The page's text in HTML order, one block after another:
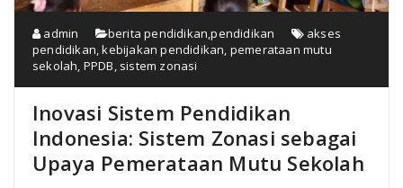
admin berita pendidikan,pendidikan
akses
pendidikan,kebijakan pendidikan, pemerataan mutu
sekolah, PPDB, sistem zonasi
Inovasi Sistem Pendidikan
Indonesia: Sistem Zonasi sebagai
Upaya Pemerataan Mutu Sekolah